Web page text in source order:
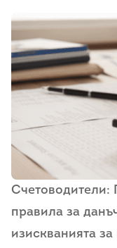
Счетоводители:
правила за
изискванията